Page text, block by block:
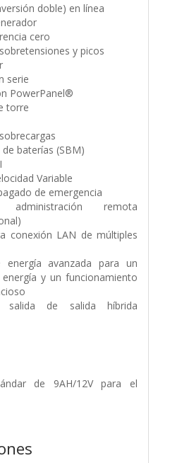
doble) en línea
cero
y picos
serie
PowerPanel®
torre
baterías (SBM)
Variable
de emergencia
remota
conexión LAN de múltiples
energía avanzada para un
y un funcionamiento
salida de salida híbrida
de 9AH/12V para el